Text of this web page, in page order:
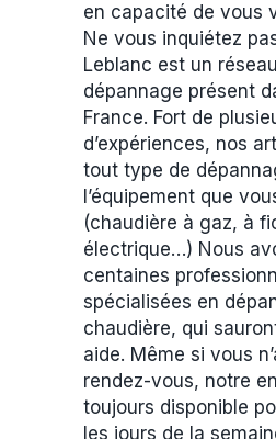
en capacité de vous
Ne vous inquiétez
Leblanc est un
dépannage présent
France. Fort de
d’expériences, nos
tout type de
l’équipement que
(chaudière à gaz, à
électrique…) Nous
centaines
spécialisées en
chaudière, qui
aide. Même si vous
rendez-vous, notre
toujours disponible
les jours de la